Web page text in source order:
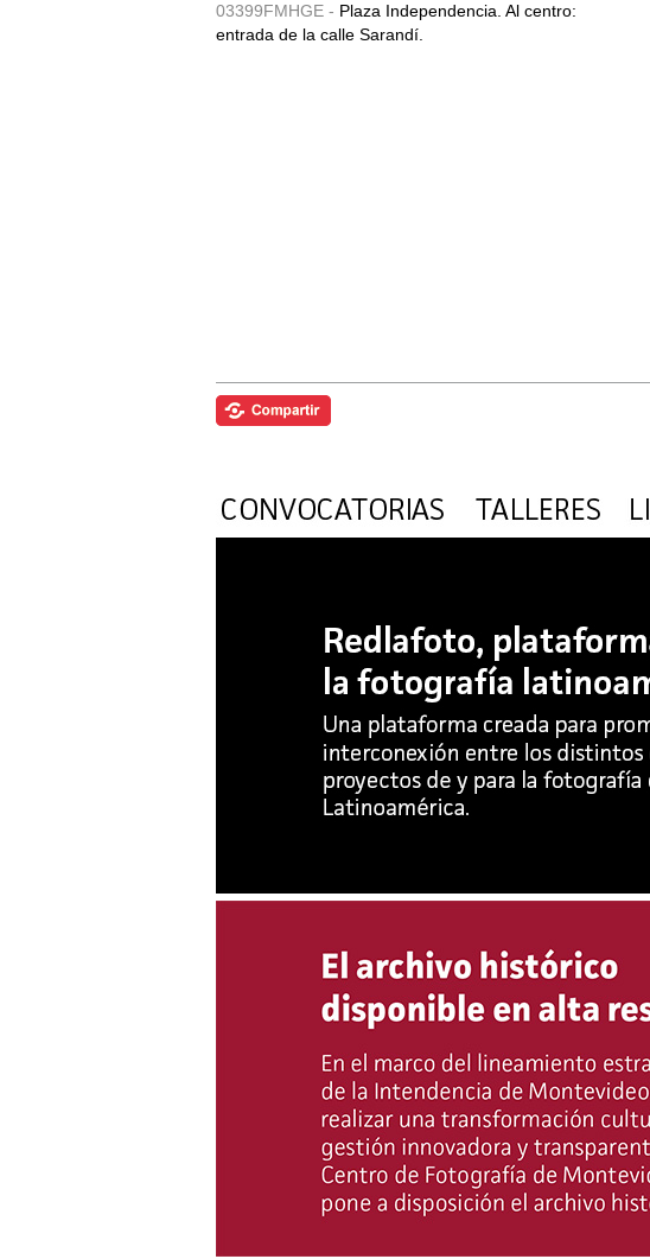
03399FMHGE - Plaza Independencia. Al centro:
entrada de la calle Sarandí.